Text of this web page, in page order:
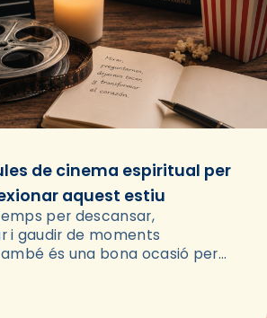
de cinema espiritual per
aquest estiu
per descansar,
i gaudir de moments
és una bona ocasió per
reflexionar sobre les…